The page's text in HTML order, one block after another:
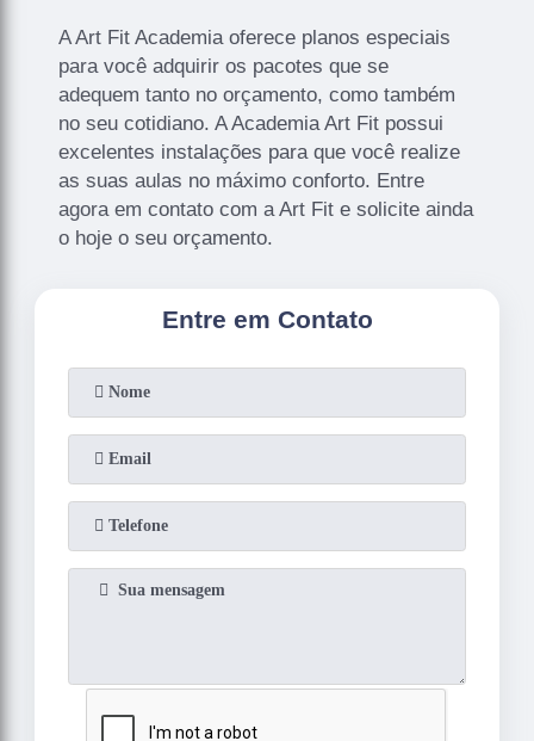
A Art Fit Academia oferece planos especiais
para você adquirir os pacotes que se
adequem tanto no orçamento, como também
no seu cotidiano. A Academia Art Fit possui
excelentes instalações para que você realize
as suas aulas no máximo conforto. Entre
agora em contato com a Art Fit e solicite ainda
o hoje o seu orçamento.
Entre em Contato